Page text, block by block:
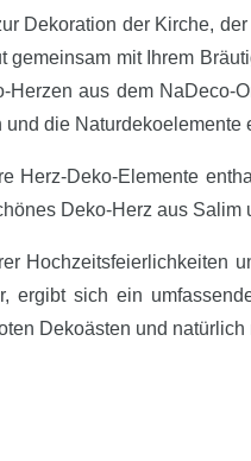
Dekoration der Kirche,
mit Ihrem
aus dem
die Naturdekoelemente
Herz-Deko-Elemente
Deko-Herz aus Salim
Hochzeitsfeierlichkeiten
ergibt sich ein
Dekoästen und